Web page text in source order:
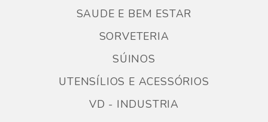
SAUDE E BEM ESTAR
SORVETERIA
SÚINOS
UTENSÍLIOS E ACESSÓRIOS
VD - INDUSTRIA